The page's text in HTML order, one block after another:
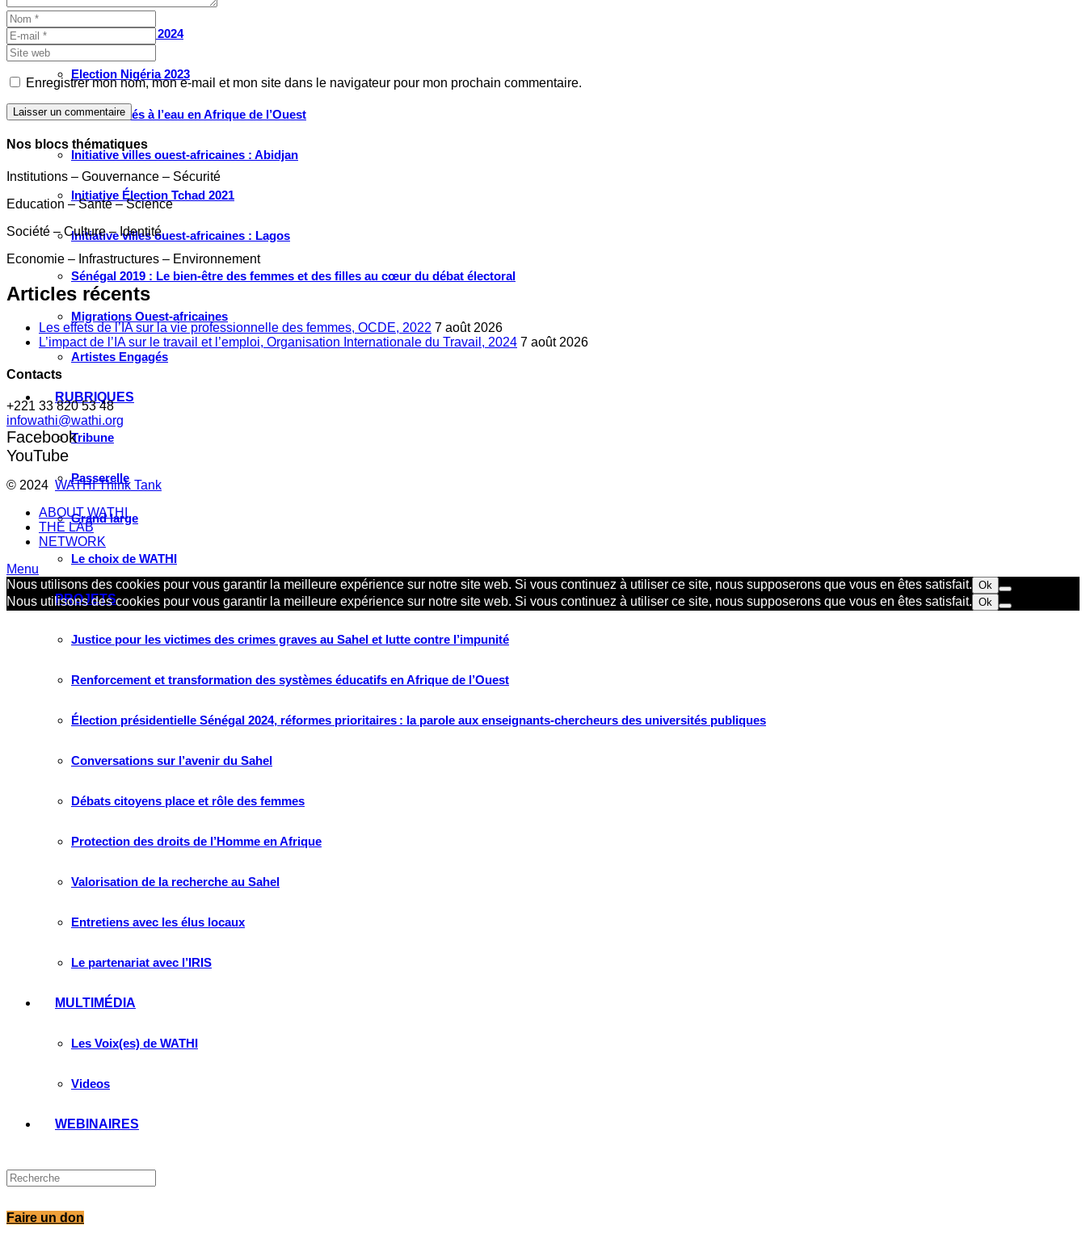
Élection Tchad 2024
Election Nigéria 2023
Les défis liés à l’eau en Afrique de l’Ouest
Initiative villes ouest-africaines : Abidjan
Initiative Élection Tchad 2021
Initiative villes ouest-africaines : Lagos
Sénégal 2019 : Le bien-être des femmes et des filles au cœur du débat électoral
Migrations Ouest-africaines
Artistes Engagés
RUBRIQUES
Tribune
Passerelle
Grand large
Le choix de WATHI
PROJETS
Justice pour les victimes des crimes graves au Sahel et lutte contre l’impunité
Renforcement et transformation des systèmes éducatifs en Afrique de l’Ouest
Élection présidentielle Sénégal 2024, réformes prioritaires : la parole aux enseignants-chercheurs des universités publiques
Conversations sur l’avenir du Sahel
Débats citoyens place et rôle des femmes
Protection des droits de l’Homme en Afrique
Valorisation de la recherche au Sahel
Entretiens avec les élus locaux
Le partenariat avec l’IRIS
MULTIMÉDIA
Les Voix(es) de WATHI
Videos
WEBINAIRES
Faire un don
Enregistrer mon nom, mon e-mail et mon site dans le navigateur pour mon prochain commentaire.
Laisser un commentaire
Nos blocs thématiques
Institutions – Gouvernance – Sécurité
Education – Santé – Science
Société – Culture – Identité
Economie – Infrastructures – Environnement
Articles récents
Les effets de l’IA sur la vie professionnelle des femmes, OCDE, 2022 7 août 2026
L’impact de l’IA sur le travail et l’emploi, Organisation Internationale du Travail, 2024 7 août 2026
Contacts
+221 33 820 53 48
infowathi@wathi.org
Facebook
YouTube
© 2024 WATHI Think Tank
ABOUT WATHI
THE LAB
NETWORK
Menu
Nous utilisons des cookies pour vous garantir la meilleure expérience sur notre site web. Si vous continuez à utiliser ce site, nous supposerons que vous en êtes satisfait. Ok
Nous utilisons des cookies pour vous garantir la meilleure expérience sur notre site web. Si vous continuez à utiliser ce site, nous supposerons que vous en êtes satisfait. Ok